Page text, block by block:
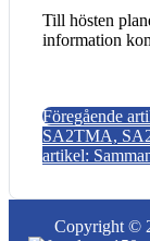
Till hösten
information
Föregående
SA2TMA,
artikel:
Copyright ©